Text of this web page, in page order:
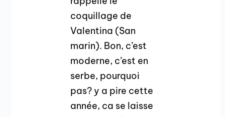
coquillage de
Valentina (San
marin). Bon, c’est
moderne, c’est en
serbe, pourquoi
pas? y a pire cette
année, ca se laisse